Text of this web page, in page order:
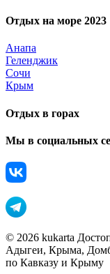
Отдых на море 2023
Анапа
Геленджик
Сочи
Крым
Отдых в горах
Мы в социальных
© 2026 kukarta
Адыгеи, Крыма,
по Кавказу и Крыму